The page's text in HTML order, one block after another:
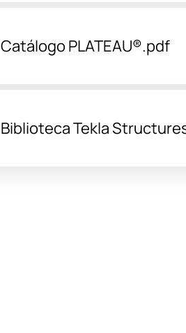
Catálogo PLATEAU®.pdf
Biblioteca Tekla